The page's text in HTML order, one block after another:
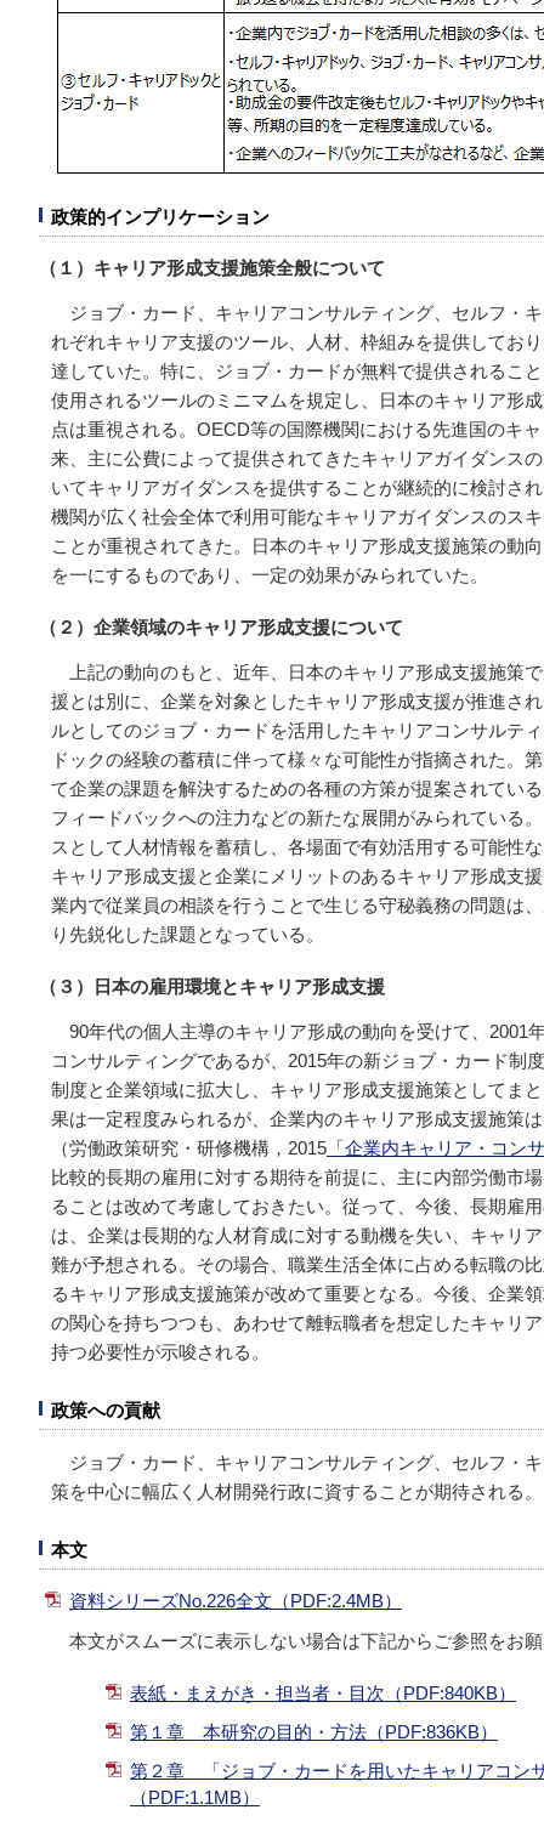
政策的インプリケーション
（１）キャリア形成支援施策全般について
ジョブ・カード、キャリアコンサルティング、セルフ・
れぞれキャリア支援のツール、人材、枠組みを提供してお
達していた。特に、ジョブ・カードが無料で提供されるこ
使用されるツールのミニマムを規定し、日本のキャリア形
点は重視される。OECD等の国際機関における先進国のキ
来、主に公費によって提供されてきたキャリアガイダンス
いてキャリアガイダンスを提供することが継続的に検討さ
機関が広く社会全体で利用可能なキャリアガイダンスのス
ことが重視されてきた。日本のキャリア形成支援施策の動
を一にするものであり、一定の効果がみられていた。
（２）企業領域のキャリア形成支援について
上記の動向のもと、近年、日本のキャリア形成支援施策
援とは別に、企業を対象としたキャリア形成支援が推進さ
ルとしてのジョブ・カードを活用したキャリアコンサルテ
ドックの経験の蓄積に伴って様々な可能性が指摘された。
て企業の課題を解決するための各種の方策が提案されてい
フィードバックへの注力などの新たな展開がみられている
スとして人材情報を蓄積し、各場面で有効活用する可能性
キャリア形成支援と企業にメリットのあるキャリア形成支
業内で従業員の相談を行うことで生じる守秘義務の問題は
り先鋭化した課題となっている。
（３）日本の雇用環境とキャリア形成支援
90年代の個人主導のキャリア形成の動向を受けて、2001
コンサルティングであるが、2015年の新ジョブ・カード制
制度と企業領域に拡大し、キャリア形成支援施策としてま
果は一定程度みられるが、企業内のキャリア形成支援施策
（労働政策研究・研修機構，2015 「企業内キャリア・コン
比較的長期の雇用に対する期待を前提に、主に内部労働市
ることは改めて考慮しておきたい。従って、今後、長期雇
は、企業は長期的な人材育成に対する動機を失い、キャリ
難が予想される。その場合、職業生活全体に占める転職の
るキャリア形成支援施策が改めて重要となる。今後、企業
の関心を持ちつつも、あわせて離転職者を想定したキャリ
持つ必要性が示唆される。
政策への貢献
ジョブ・カード、キャリアコンサルティング、セルフ・
策を中⼼に幅広く⼈材開発⾏政に資することが期待される。
本文
資料シリーズNo.226全文（PDF:2.4MB）
本文がスムーズに表示しない場合は下記からご参照をお
表紙・まえがき・担当者・目次（PDF:840KB）
第１章 本研究の目的・方法（PDF:836KB）
第２章 「ジョブ・カードを用いたキャリアコン
（PDF:1.1MB）